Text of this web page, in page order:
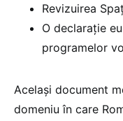
Revizuirea
O declarație
programelor
Același document
domeniu în care